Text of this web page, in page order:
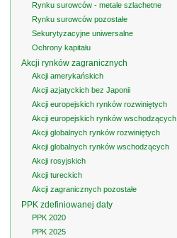
Rynku surowców - metale szlachetne
Rynku surowców pozostałe
Sekurytyzacyjne uniwersalne
Ochrony kapitału
Akcji rynków zagranicznych
Akcji amerykańskich
Akcji azjatyckich bez Japonii
Akcji europejskich rynków rozwiniętych
Akcji europejskich rynków wschodzących
Akcji globalnych rynków rozwiniętych
Akcji globalnych rynków wschodzących
Akcji rosyjskich
Akcji tureckich
Akcji zagranicznych pozostałe
PPK zdefiniowanej daty
PPK 2020
PPK 2025